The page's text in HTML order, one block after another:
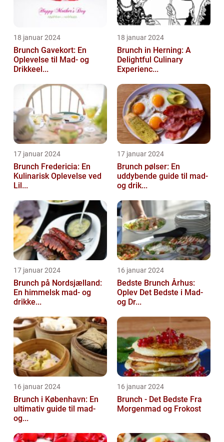
18 januar 2024
Brunch Gavekort: En
Oplevelse til Mad- og
Drikkeel...
18 januar 2024
Brunch in Herning: A
Delightful Culinary
Experienc...
17 januar 2024
Brunch Fredericia: En
Kulinarisk Oplevelse ved
Lil...
17 januar 2024
Brunch pølser: En
uddybende guide til mad-
og drik...
17 januar 2024
Brunch på Nordsjælland:
En himmelsk mad- og
drikke...
16 januar 2024
Bedste Brunch Århus:
Oplev Det Bedste i Mad-
og Dr...
16 januar 2024
Brunch i København: En
ultimativ guide til mad-
og...
16 januar 2024
Brunch - Det Bedste Fra
Morgenmad og Frokost